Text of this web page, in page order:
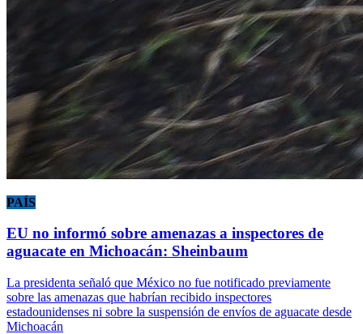
PAÍS
EU no informó sobre amenazas a inspectores de
aguacate en Michoacán: Sheinbaum
La presidenta señaló que México no fue notificado previamente
sobre las amenazas que habrían recibido inspectores
estadounidenses ni sobre la suspensión de envíos de aguacate desde
Michoacán